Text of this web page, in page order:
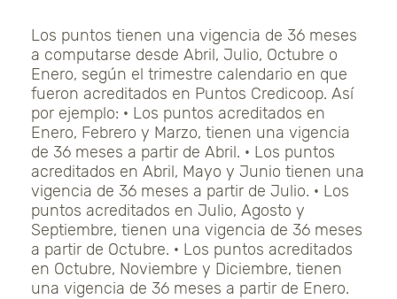
Los puntos tienen una vigencia de 36 meses
a computarse desde Abril, Julio, Octubre o
Enero, según el trimestre calendario en que
fueron acreditados en Puntos Credicoop. Así
por ejemplo: · Los puntos acreditados en
Enero, Febrero y Marzo, tienen una vigencia
de 36 meses a partir de Abril. · Los puntos
acreditados en Abril, Mayo y Junio tienen una
vigencia de 36 meses a partir de Julio. · Los
puntos acreditados en Julio, Agosto y
Septiembre, tienen una vigencia de 36 meses
a partir de Octubre. · Los puntos acreditados
en Octubre, Noviembre y Diciembre, tienen
una vigencia de 36 meses a partir de Enero.